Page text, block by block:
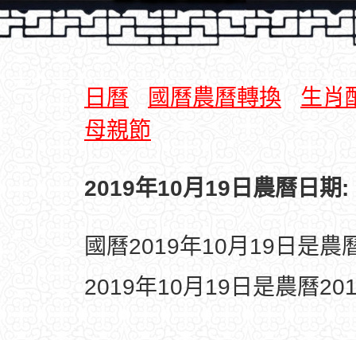
日曆 國曆農曆轉換
生肖
母親節
2019年10月19日農曆日期:
國曆2019年10月19日是農
2019年10月19日是農曆